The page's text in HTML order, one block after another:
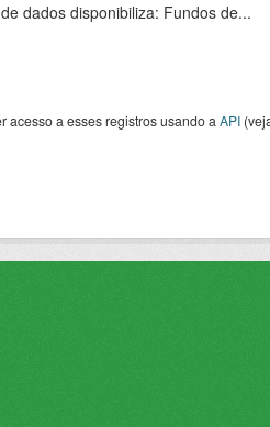
dados disponibiliza: Fundos de...
acesso a esses registros usando a API